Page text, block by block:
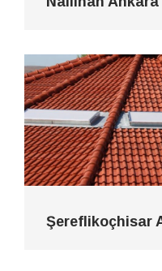
Şereflikoçhisar